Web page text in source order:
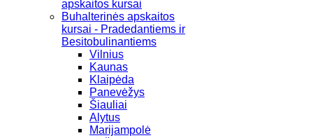
apskaitos kursai
Buhalterinės apskaitos
kursai - Pradedantiems ir
Besitobulinantiems
Vilnius
Kaunas
Klaipėda
Panevėžys
Šiauliai
Alytus
Marijampolė